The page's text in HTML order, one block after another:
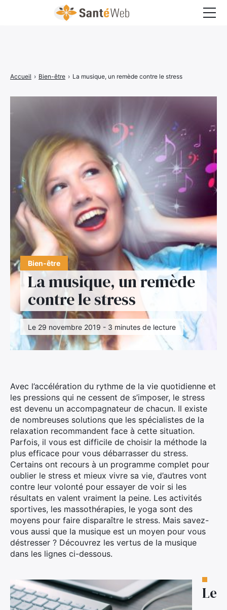
Bien-être
La musique, un remède
contre le stress
Le 29 novembre 2019 - 3 minutes de lecture
Accueil › Bien-être › La musique, un remède contre le stress
Avec l’accélération du rythme de la vie quotidienne et
les pressions qui ne cessent de s’imposer, le stress
est devenu un accompagnateur de chacun. Il existe
de nombreuses solutions que les spécialistes de la
relaxation recommandent face à cette situation.
Parfois, il vous est difficile de choisir la méthode la
plus efficace pour vous débarrasser du stress.
Certains ont recours à un programme complet pour
oublier le stress et mieux vivre sa vie, d’autres vont
contre leur volonté pour essayer de voir si les
résultats en valent vraiment la peine. Les activités
sportives, les massothérapies, le yoga sont des
moyens pour faire disparaître le stress. Mais savez-
vous aussi que la musique est un moyen pour vous
déstresser ? Découvrez les vertus de la musique
dans les lignes ci-dessous.
Le
Chirurgie
Médecine
Psychologie
Santé pratique
Sexualité